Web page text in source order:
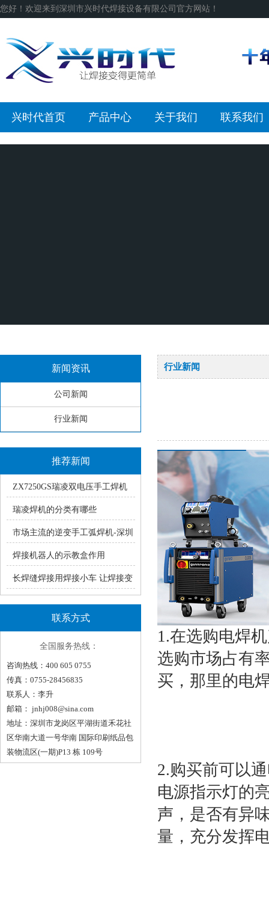
您好！欢迎来到深圳市兴时代焊接设备有限公司官方网站！
兴时代首页 产品中心 关于我们 联系我们
新闻资讯
公司新闻
行业新闻
推荐新闻
ZX7250GS瑞凌双电压手工焊机
使用中的常见疑问
瑞凌焊机的分类有哪些
市场主流的逆变手工弧焊机-深圳
瑞凌手工焊ZX7系统产品介绍
焊接机器人的示教盒作用
长焊缝焊接用焊接小车 让焊接变
轻松！（一）
联系方式
全国服务热线：
咨询热线：400 605 0755
传真：0755-28456835
联系人：李升
邮箱： jnhj008@sina.com
地址：深圳市龙岗区平湖街道禾花社
区华南大道一号华南 国际印刷纸品包
装物流区(一期)P13 栋 109号
行业新闻
1.在选购电焊
选购市场占有
买，那里的电
2.购买前可以
电源指示灯的
声，是否有异
量，充分发挥